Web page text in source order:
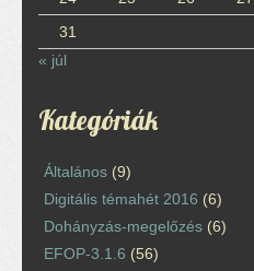
31
« júl
Kategóriák
Általános (9)
Digitális témahét 2016 (6)
Dohányzás-megelőzés (6)
EFOP-3.1.6 (56)